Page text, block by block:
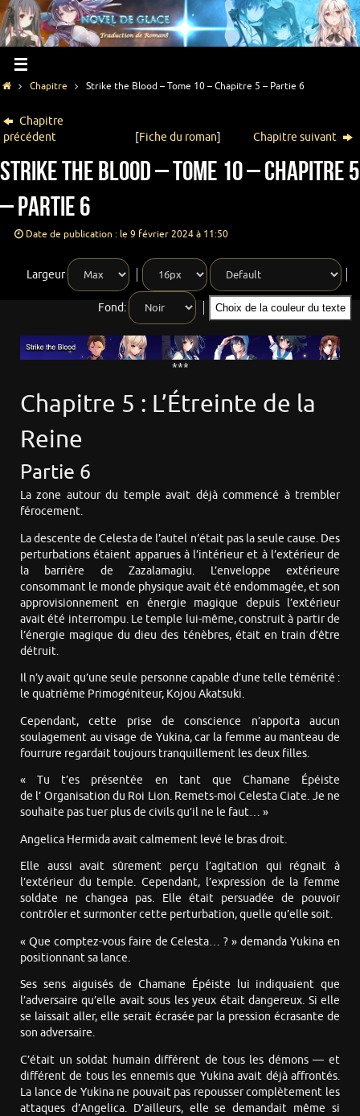
Chapitre Strike the Blood – Tome 10 – Chapitre 5 – Partie 6
Chapitre
précédent
[Fiche du roman] Chapitre suivant
Strike the Blood – Tome 10 – Chapitre 5
– Partie 6
Date de publication : le 9 février 2024 à 11:50
Largeur
Fond: Choix de la couleur du texte
***
Chapitre 5 : L’Étreinte de la
Reine
Partie 6
La zone autour du temple avait déjà commencé à trembler
férocement.
La descente de Celesta de l’autel n’était pas la seule cause. Des
perturbations étaient apparues à l’intérieur et à l’extérieur de
la barrière de Zazalamagiu. L’enveloppe extérieure
consommant le monde physique avait été endommagée, et son
approvisionnement en énergie magique depuis l’extérieur
avait été interrompu. Le temple lui-même, construit à partir de
l’énergie magique du dieu des ténèbres, était en train d’être
détruit.
Il n’y avait qu’une seule personne capable d’une telle témérité :
le quatrième Primogéniteur, Kojou Akatsuki.
Cependant, cette prise de conscience n’apporta aucun
soulagement au visage de Yukina, car la femme au manteau de
fourrure regardait toujours tranquillement les deux filles.
« Tu t’es présentée en tant que Chamane Épéiste
de l’ Organisation du Roi Lion. Remets-moi Celesta Ciate. Je ne
souhaite pas tuer plus de civils qu’il ne le faut… »
Angelica Hermida avait calmement levé le bras droit.
Elle aussi avait sûrement perçu l’agitation qui régnait à
l’extérieur du temple. Cependant, l’expression de la femme
soldate ne changea pas. Elle était persuadée de pouvoir
contrôler et surmonter cette perturbation, quelle qu’elle soit.
« Que comptez-vous faire de Celesta… ? » demanda Yukina en
positionnant sa lance.
Ses sens aiguisés de Chamane Épéiste lui indiquaient que
l’adversaire qu’elle avait sous les yeux était dangereux. Si elle
se laissait aller, elle serait écrasée par la pression écrasante de
son adversaire.
C’était un soldat humain différent de tous les démons — et
différent de tous les ennemis que Yukina avait déjà affrontés.
La lance de Yukina ne pouvait pas repousser complètement les
attaques d’Angelica. D’ailleurs, elle se demandait même si